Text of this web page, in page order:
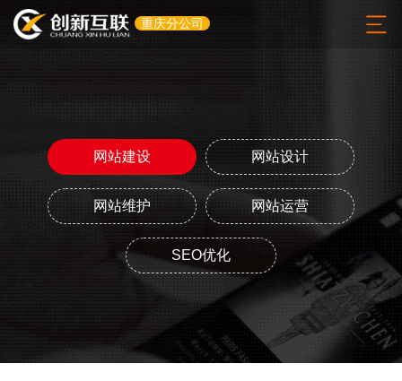
重庆分公司
网站建设 网站设计
网站维护 网站运营
SEO优化